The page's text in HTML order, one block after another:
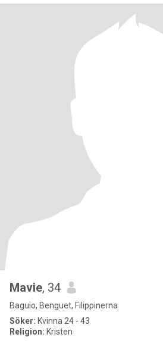
Mavie, 34
Baguio, Benguet, Filippinerna
Söker: Kvinna 24 - 43
Religion: Kristen